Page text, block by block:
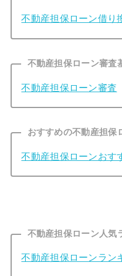
不動産担保ローン借り
不動産担保ローン審査
不動産担保ローン審査
おすすめの不動産担保
不動産担保ローンおす
不動産担保ローン人気
不動産担保ローンラン